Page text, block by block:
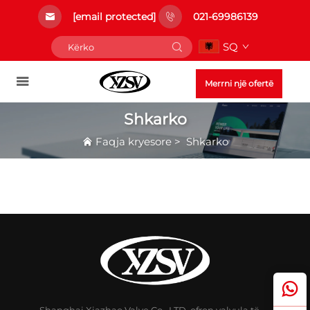
[email protected] 021-69986139
SQ
Merrni një ofertë
Shkarko
Faqja kryesore> Shkarko